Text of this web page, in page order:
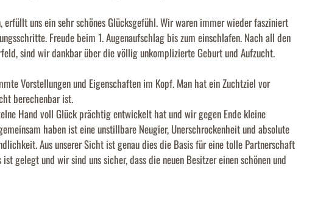
erfüllt uns ein sehr schönes Glücksgefühl. Wir waren immer wieder fasziniert
Freude beim 1. Augenaufschlag bis zum einschlafen. Nach all den
sind wir dankbar über die völlig unkomplizierte Geburt und Aufzucht.
Vorstellungen und Eigenschaften im Kopf. Man hat ein Zuchtziel vor
berechenbar ist.
Hand voll Glück prächtig entwickelt hat und wir gegen Ende kleine
haben ist eine unstillbare Neugier, Unerschrockenheit und absolute
Aus unserer Sicht ist genau dies die Basis für eine tolle Partnerschaft
gelegt und wir sind uns sicher, dass die neuen Besitzer einen schönen und